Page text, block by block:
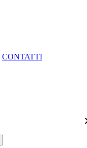
CONTATTI